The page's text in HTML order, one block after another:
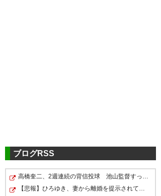
ブログRSS
高橋奎二、2週連続の背信投球 池山監督すっぱい顔ｗｗｗ…
【悲報】ひろゆき、妻から離婚を提示されていたｗｗｗｗ